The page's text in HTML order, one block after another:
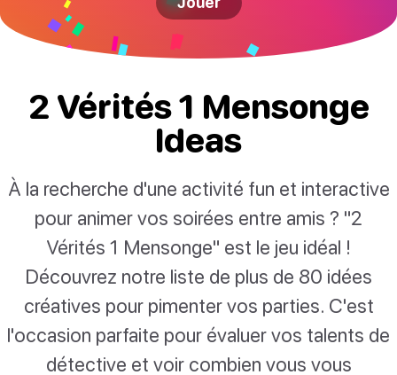
2 Vérités 1 Mensonge
Ideas
À la recherche d'une activité fun et interactive
pour animer vos soirées entre amis ? "2
Vérités 1 Mensonge" est le jeu idéal !
Découvrez notre liste de plus de 80 idées
créatives pour pimenter vos parties. C'est
l'occasion parfaite pour évaluer vos talents de
détective et voir combien vous vous